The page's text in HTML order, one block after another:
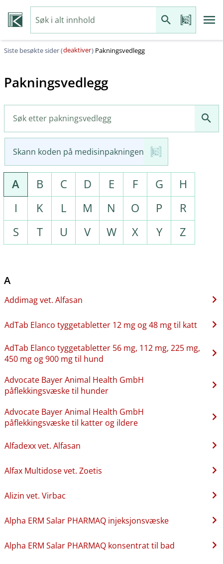
Siste besøkte sider (deaktiver) Pakningsvedlegg
Pakningsvedlegg
Skann koden på medisinpakningen
A B C D E F G
H
I
K L M N O P
R
S
T U V W X Y Z
A
Addimag vet. Alfasan
AdTab Elanco tyggetabletter 12 mg og 48 mg til katt
AdTab Elanco tyggetabletter 56 mg, 112 mg, 225 mg,
450 mg og 900 mg til hund
Advocate Bayer Animal Health GmbH
påflekkingsvæske til hunder
Advocate Bayer Animal Health GmbH
påflekkingsvæske til katter og ildere
Alfadexx vet. Alfasan
Alfax Multidose vet. Zoetis
Alizin vet. Virbac
Alpha ERM Salar PHARMAQ injeksjonsvæske
Alpha ERM Salar PHARMAQ konsentrat til bad